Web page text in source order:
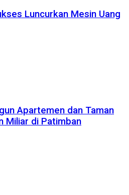
Luncurkan Mesin Uang
Apartemen dan Taman
Miliar di Patimban